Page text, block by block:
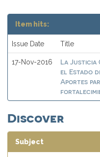
Item hits:
Issue Date Title
17-Nov-2016
La
el Estado
Aportes
Discover
Subject